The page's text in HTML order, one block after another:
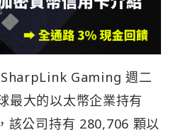
Gaming 週二
最大的以太幣企業持有
該公司持有 280,706 顆以